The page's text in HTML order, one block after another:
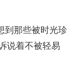
到那些被时光珍
说着不被轻易